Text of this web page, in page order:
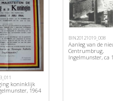
koninklijk
1964
BIN20121019_008
Aanleg van de
Centrumbrug,
Ingelmunster, ca